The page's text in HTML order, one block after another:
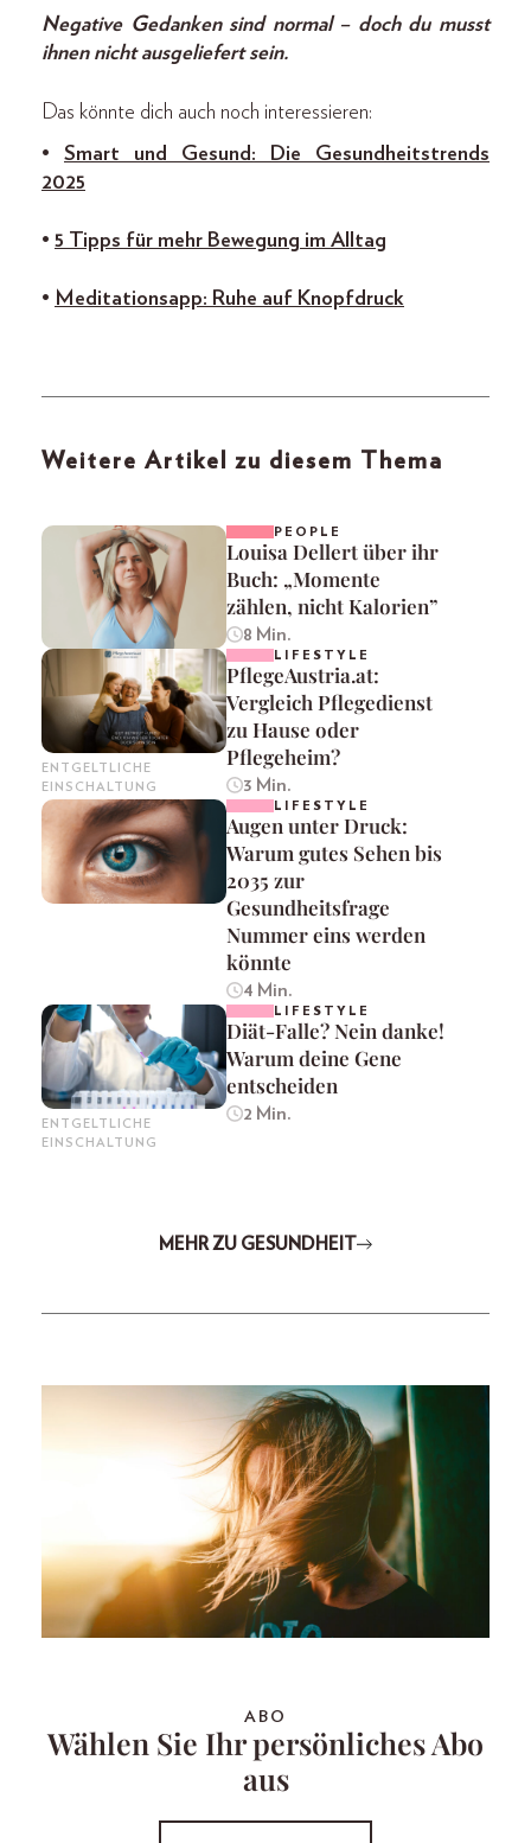
Negative Gedanken sind normal – doch du musst
ihnen nicht ausgeliefert sein.
Das könnte dich auch noch interessieren:
• Smart und Gesund: Die Gesundheitstrends
2025
• 5 Tipps für mehr Bewegung im Alltag
• Meditationsapp: Ruhe auf Knopfdruck
Weitere Artikel zu diesem Thema
PEOPLE
Louisa Dellert über ihr
Buch: „Momente
zählen, nicht Kalorien”
8 Min.
ENTGELTLICHE
EINSCHALTUNG
LIFESTYLE
PflegeAustria.at:
Vergleich Pflegedienst
zu Hause oder
Pflegeheim?
3 Min.
LIFESTYLE
Augen unter Druck:
Warum gutes Sehen bis
2035 zur
Gesundheitsfrage
Nummer eins werden
könnte
4 Min.
ENTGELTLICHE
EINSCHALTUNG
LIFESTYLE
Diät-Falle? Nein danke!
Warum deine Gene
entscheiden
2 Min.
MEHR ZU GESUNDHEIT
ABO
Wählen Sie Ihr persönliches Abo
aus